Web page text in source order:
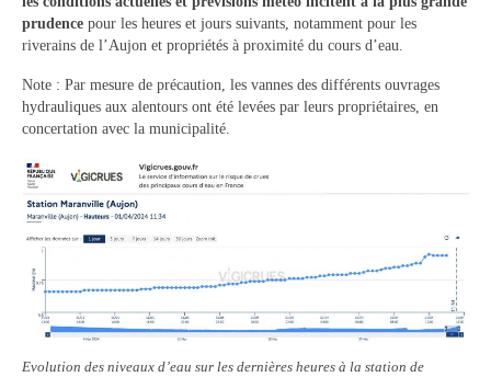
Les réunions du Conseil municipal
La Communauté de communes
Les réunions du Conseil communautaire
(CCRB)
Budget communal & fiscalité
Vie scolaire
prudence pour les heures et jours suivants, notamment pour les
riverains de l’Aujon et propriétés à proximité du cours d’eau.
Note : Par mesure de précaution, les vannes des différents ouvrages
hydrauliques aux alentours ont été levées par leurs propriétaires, en
concertation avec la municipalité.
Evolution des niveaux d’eau sur les dernières heures à la station de